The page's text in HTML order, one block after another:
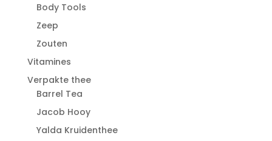
Body Tools
Zeep
Zouten
Vitamines
Verpakte thee
Barrel Tea
Jacob Hooy
Yalda Kruidenthee